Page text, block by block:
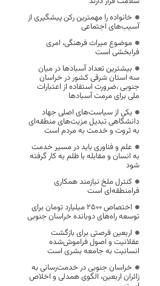
خانواده را مهمترین رکن پیشگیری از
آسیب‌های اجتماعی
موضوع میراث فرهنگی، امری
فرابخشی است
بیشترین تعداد آسبادها در میان
سه استان شرقی کشور در خراسان
جنوبی ،ضرورت استفاده از اعتبارات
ملی برای مرمت آسبادها
یکی از سیاست‌های اصلی جهاد
دانشگاهی تبدیل مزیت‌های منطقه‌ای
به ثروت و خدمت به مردم است
علم و فناوری باید در مسیر خدمت
به انسان و مقابله با ظلم به کار گرفته
شود
کنترل ملخ نیازمند همکاری
فرامنطقه‌ای است
اختصاص 2500 میلیارد تومان برای
توسعه راه‌های دوبانده خراسان جنوبی
اربعین فرصتی برای بازگشت
عقلانیت و اصول فراموش‌شده
انسانیت به جامعه بشری است
خراسان جنوبی در خدمت‌رسانی به
زائران اربعین، الگوی همدلی و اخلاص